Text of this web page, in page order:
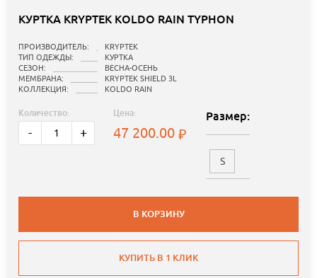
КУРТКА KRYPTEK KOLDO RAIN TYPHON
ПРОИЗВОДИТЕЛЬ:
KRYPTEK
ТИП ОДЕЖДЫ:
КУРТКА
СЕЗОН:
ВЕСНА-ОСЕНЬ
МЕМБРАНА:
KRYPTEK SHIELD 3L
КОЛЛЕКЦИЯ:
KOLDO RAIN
Количество:
- +
Цена:
47 200.00
Размер:
S
В КОРЗИНУ
КУПИТЬ В 1 КЛИК